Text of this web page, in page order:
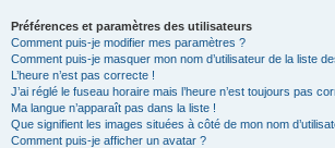
Préférences et paramètres des utilisateurs
Comment puis-je modifier mes paramètres ?
Comment puis-je masquer mon nom d’utilisateur de la liste
L’heure n’est pas correcte !
J’ai réglé le fuseau horaire mais l’heure n’est toujours pas
Ma langue n’apparaît pas dans la liste !
Que signifient les images situées à côté de mon nom
Comment puis-je afficher un avatar ?